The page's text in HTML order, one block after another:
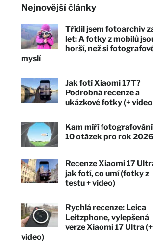
Nejnovější články
Třídil jsem fotoarchiv
let: A fotky z mobilů
horší, než si
myslí
Jak fotí Xiaomi 17T?
Podrobná recenze a
ukázkové fotky (+
Kam míří fotografování
10 otázek pro rok 2026
Recenze Xiaomi 17
jak fotí, co umí (fotky z
testu + video)
Rychlá recenze: Leica
Leitzphone, vylepšená
verze Xiaomi 17 Ultra (+
video)